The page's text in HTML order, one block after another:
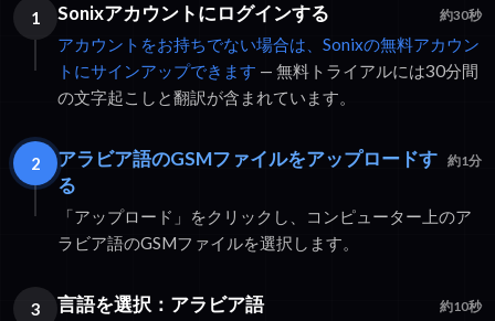
1 Sonixアカウントにログインする 約30秒
アカウントをお持ちでない場合は、Sonixの無料アカウン
トにサインアップできます — 無料トライアルには30分間
の文字起こしと翻訳が含まれています。
2
アラビア語のGSMファイルをアップロードす
る
約1分
「アップロード」をクリックし、コンピューター上のア
ラビア語のGSMファイルを選択します。
3 言語を選択：アラビア語 約10秒